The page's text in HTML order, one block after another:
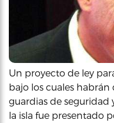
Un proyecto de ley
bajo los cuales
guardias de seguridad
la isla fue presentado